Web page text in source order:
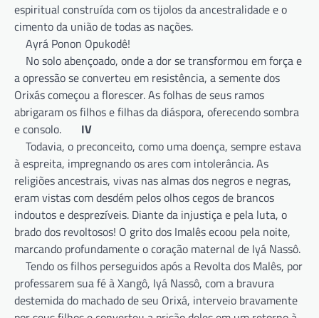
espiritual construída com os tijolos da ancestralidade e o
cimento da união de todas as nações.
Ayrá Ponon Opukodê!
No solo abençoado, onde a dor se transformou em força e
a opressão se converteu em resistência, a semente dos
Orixás começou a florescer. As folhas de seus ramos
abrigaram os filhos e filhas da diáspora, oferecendo sombra
e consolo. IV
Todavia, o preconceito, como uma doença, sempre estava
à espreita, impregnando os ares com intolerância. As
religiões ancestrais, vivas nas almas dos negros e negras,
eram vistas com desdém pelos olhos cegos de brancos
indoutos e desprezíveis. Diante da injustiça e pela luta, o
brado dos revoltosos! O grito dos Imalês ecoou pela noite,
marcando profundamente o coração maternal de Iyá Nassô.
Tendo os filhos perseguidos após a Revolta dos Malês, por
professarem sua fé à Xangô, Iyá Nassô, com a bravura
destemida do machado de seu Orixá, interveio bravamente